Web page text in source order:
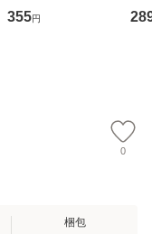
キューンレコード
[CD]【メール便送
355円
のが
0
梱包